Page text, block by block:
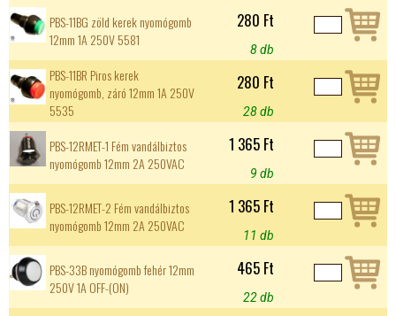
PBS-11BG zöld kerek nyomógomb
12mm 1A 250V 5581
280 Ft
8 db
PBS-11BR Piros kerek
nyomógomb, záró 12mm 1A 250V
5535
280 Ft
28 db
PBS-12RMET-1 Fém vandálbiztos
nyomógomb 12mm 2A 250VAC
1 365 Ft
9 db
PBS-12RMET-2 Fém vandálbiztos
nyomógomb 12mm 2A 250VAC
1 365 Ft
11 db
PBS-33B nyomógomb fehér 12mm
250V 1A OFF-(ON)
465 Ft
22 db